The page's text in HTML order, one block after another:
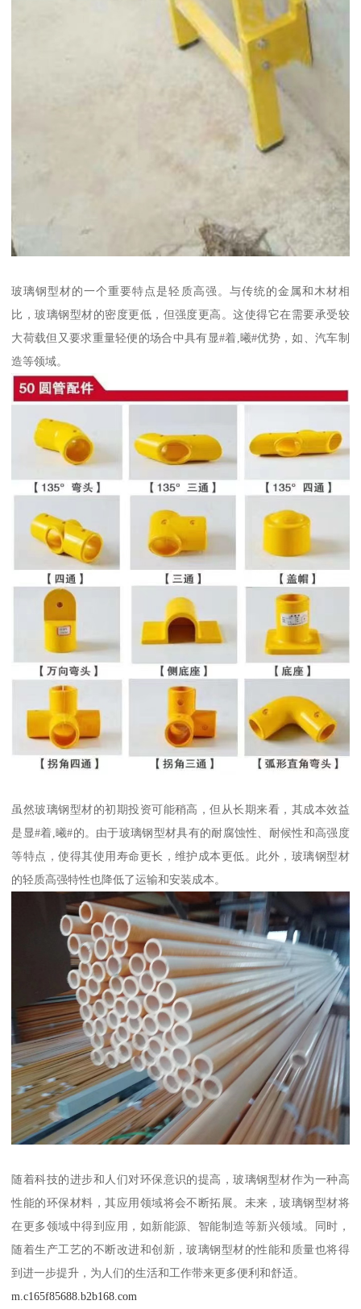
玻璃钢型材的一个重要特点是轻质高强。与传统的金属和木材相
比，玻璃钢型材的密度更低，但强度更高。这使得它在需要承受较
大荷载但又要求重量轻便的场合中具有显#着,曦#优势，如、汽车制
造等领域。
虽然玻璃钢型材的初期投资可能稍高，但从长期来看，其成本效益
是显#着,曦#的。由于玻璃钢型材具有的耐腐蚀性、耐候性和高强度
等特点，使得其使用寿命更长，维护成本更低。此外，玻璃钢型材
的轻质高强特性也降低了运输和安装成本。
随着科技的进步和人们对环保意识的提高，玻璃钢型材作为一种高
性能的环保材料，其应用领域将会不断拓展。未来，玻璃钢型材将
在更多领域中得到应用，如新能源、智能制造等新兴领域。同时，
随着生产工艺的不断改进和创新，玻璃钢型材的性能和质量也将得
到进一步提升，为人们的生活和工作带来更多便利和舒适。
m.c165f85688.b2b168.com